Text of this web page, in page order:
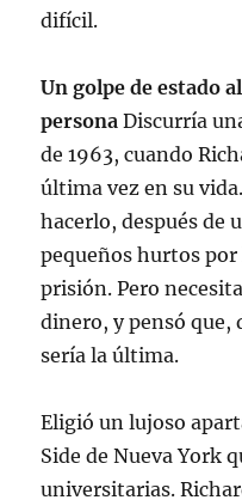
difícil.
Un golpe de estado
persona Discurría
de 1963, cuando
última vez en su
hacerlo, después de
pequeños hurtos por
prisión. Pero
dinero, y pensó que,
sería la última.
Eligió un lujoso
Side de Nueva York
universitarias.